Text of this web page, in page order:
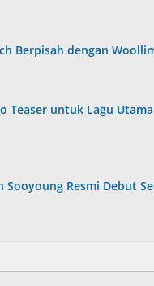
Berpisah dengan
Teaser untuk Lagu
Sooyoung Resmi Debut